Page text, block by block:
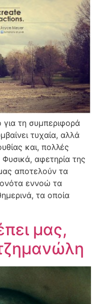
τη συμπεριφορά
τυχαία, αλλά
και, πολλές
αφετηρία της
αποτελούν τα
εννοώ τα
τα οποία
μας,